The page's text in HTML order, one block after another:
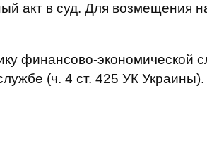
акт в суд. Для возмещения
финансово-экономической
(ч. 4 ст. 425 УК